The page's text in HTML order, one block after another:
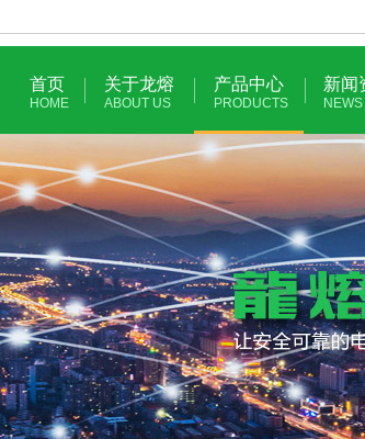
首页
HOME
关于龙熔
ABOUT US
产品中心
PRODUCTS
新闻
NEWS